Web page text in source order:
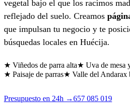
vegetal bajo el que los racimos
reflejado del suelo. Creamos
que impulsan tu negocio y te
búsquedas locales en Huécija.
★ Viñedos de parra alta★ Uva de mesa
★ Paisaje de parras★ Valle del Andarax
Presupuesto en 24h →657 085 019